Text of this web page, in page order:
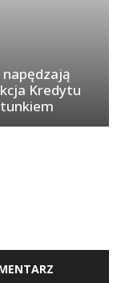
Kredytu